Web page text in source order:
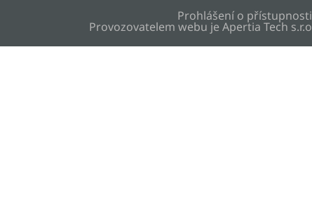
Prohlášení o přístupnosti
Provozovatelem webu jeApertia Tech s.r.o